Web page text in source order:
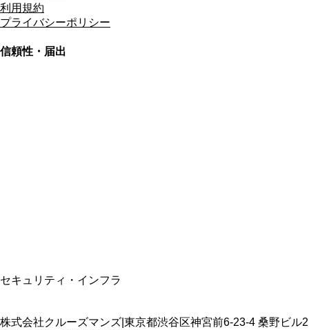
利用規約
プライバシーポリシー
信頼性・届出
セキュリティ・インフラ
株式会社クルーズマンズ 東京都渋谷区神宮前6-23-4 桑野ビル2